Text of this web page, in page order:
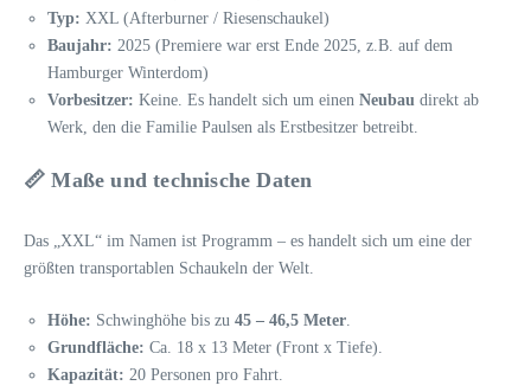
Typ: XXL (Afterburner / Riesenschaukel)
Baujahr: 2025 (Premiere war erst Ende 2025, z.B. auf dem
Hamburger Winterdom)
Vorbesitzer: Keine. Es handelt sich um einen Neubau direkt ab
Werk, den die Familie Paulsen als Erstbesitzer betreibt.
📏 Maße und technische Daten
Das „XXL“ im Namen ist Programm – es handelt sich um eine der
größten transportablen Schaukeln der Welt.
Höhe: Schwinghöhe bis zu 45 – 46,5 Meter.
Grundfläche: Ca. 18 x 13 Meter (Front x Tiefe).
Kapazität: 20 Personen pro Fahrt.